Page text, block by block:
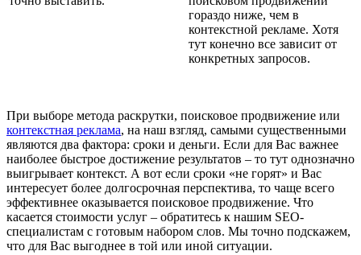
гораздо ниже, чем в
контекстной рекламе. Хотя
тут конечно все зависит от
конкретных запросов.
При выборе метода раскрутки, поисковое продвижение или
контекстная реклама, на наш взгляд, самыми существенными
являются два фактора: сроки и деньги. Если для Вас важнее
наиболее быстрое достижение результатов – то тут однозначно
выигрывает контекст. А вот если сроки «не горят» и Вас
интересует более долгосрочная перспектива, то чаще всего
эффективнее оказывается поисковое продвижение. Что
касается стоимости услуг – обратитесь к нашим SEO-
специалистам с готовым набором слов. Мы точно подскажем,
что для Вас выгоднее в той или иной ситуации.